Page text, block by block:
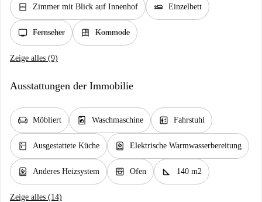
window_closed Zimmer mit Blick auf Innenhof airline_seat_flat Einzelbett
tv Fernseher dresser Kommode
Zeige alles (9)
Ausstattungen der Immobilie
chair Möbliert local_laundry_service Waschmaschine elevator Fahrstuhl
kitchen Ausgestattete Küche water_heater Elektrische Warmwasserbereitung
water_heater Anderes Heizsystem oven_gen Ofen square_foot 140 m2
Zeige alles (14)